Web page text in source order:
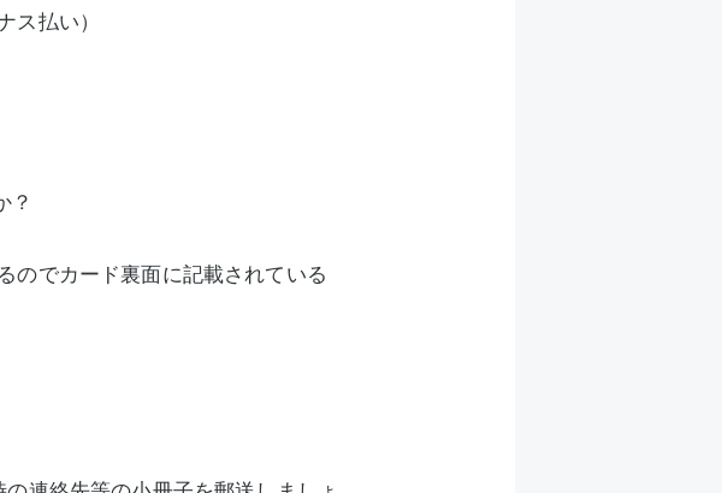
ス払い）
？
のでカード裏面に記載されている